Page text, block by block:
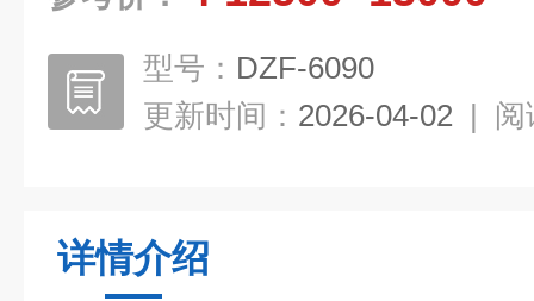
型号： DZF-6090
更新时间： 2026-04-02 | 阅
详情介绍